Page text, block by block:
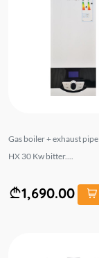
Gas boiler + exhaust
HX 30 Kw bitter....
1,690.00